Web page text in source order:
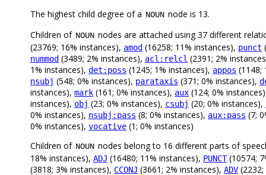
The highest child degree of a NOUN node is 13.
Children of NOUN nodes are attached using 37 different
(23769; 16% instances), amod (16258; 11% instances), punct
nummod (3489; 2% instances), acl:relcl (2391; 2%
1% instances), det:poss (1245; 1% instances), appos (1148;
nsubj (548; 0% instances), parataxis (371; 0% instances),
instances), mark (161; 0% instances), aux (124; 0%
instances), obj (23; 0% instances), csubj (20; 0% instances),
0% instances), nsubj:pass (8; 0% instances), aux:pass (7;
0% instances), vocative (1; 0% instances)
Children of NOUN nodes belong to 16 different parts of
18% instances), ADJ (16480; 11% instances), PUNCT(10574;
(3818; 3% instances), CCONJ (3661; 2% instances), ADV